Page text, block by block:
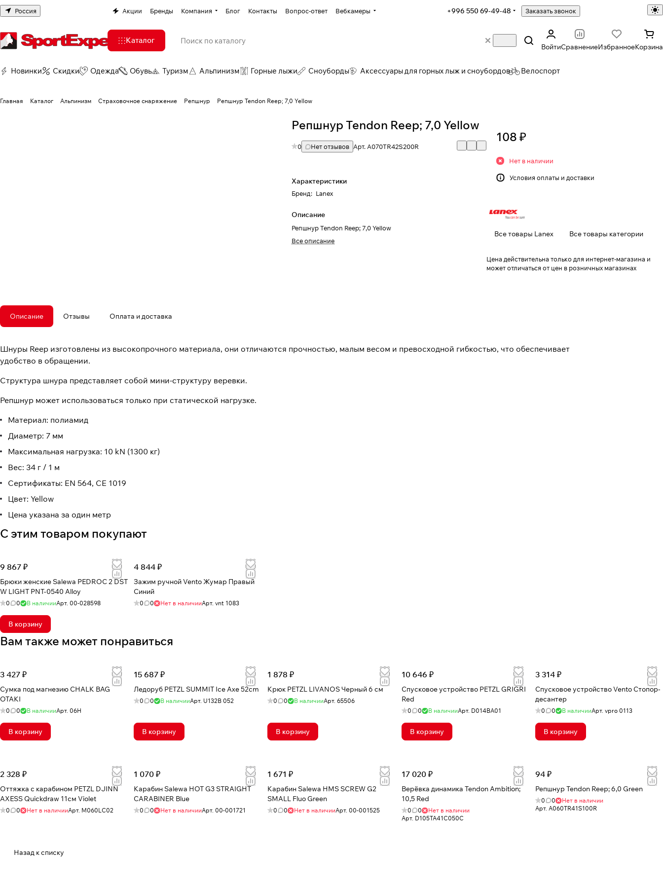
Россия Акции Бренды Компания Блог Контакты Вопрос-ответ Вебкамеры +996 550 69-49-48 Заказать звонок
Каталог
ВойтиСравнениеИзбранноеКорзина
Новинки Скидки Одежда Обувь Туризм Альпинизм Горные лыжи Сноуборды Аксессуары для горных лыж и сноубордов Велоспорт
Главная Каталог Альпинизм Страховочное снаряжение Репшнур Репшнур Tendon Reep; 7,0 Yellow
Репшнур Tendon Reep; 7,0 Yellow
0 Нет отзывов Арт. A070TR42S200R
Характеристики
Бренд: Lanex
Описание
Репшнур Tendon Reep; 7,0 Yellow
Все описание
108 ₽
Нет в наличии
Условия оплаты и доставки
Все товары Lanex Все товары категории
Цена действительна только для интернет-магазина и
может отличаться от цен в розничных магазинах
Описание Отзывы Оплата и доставка
Шнуры Reep изготовлены из высокопрочного материала, они отличаются прочностью, малым весом и превосходной гибкостью, что обеспечивает
удобство в обращении.
Структура шнура представляет собой мини-структуру веревки.
Репшнур может использоваться только при статической нагрузке.
Материал: полиамид
Диаметр: 7 мм
Максимальная нагрузка: 10 kN (1300 кг)
Вес: 34 г / 1 м
Сертификаты: EN 564, CE 1019
Цвет: Yellow
Цена указана за один метр
С этим товаром покупают
9 867 ₽
Брюки женские Salewa PEDROC 2 DST
W LIGHT PNT-0540 Alloy
0 0 В наличииАрт. 00-028598
В корзину
4 844 ₽
Зажим ручной Vento Жумар Правый
Синий
0 0 Нет в наличииАрт.vnt 1083
Вам также может понравиться
3 427 ₽
Сумка под магнезию CHALK BAG
OTAKI
0 0 В наличииАрт. 06H
В корзину
15 687 ₽
Ледоруб PETZL SUMMIT Ice Axe 52cm
0 0 В наличииАрт. U132B 052
В корзину
1 878 ₽
Крюк PETZL LIVANOS Черный 6 см
0 0 В наличииАрт.65506
В корзину
10 646 ₽
Спусковое устройство PETZL GRIGRI
Red
0 0 В наличииАрт. D014BA01
В корзину
3 314 ₽
Спусковое устройство Vento Стопор-
десантер
0 0 В наличииАрт. vpro 0113
В корзину
2 328 ₽
Оттяжка с карабином PETZL DJINN
AXESS Quickdraw 11см Violet
0 0 Нет в наличииАрт. M060LC02
1 070 ₽
Карабин Salewa HOT G3 STRAIGHT
CARABINER Blue
0 0 Нет в наличииАрт.00-001721
1 671 ₽
Карабин Salewa HMS SCREW G2
SMALL Fluo Green
0 0 Нет в наличииАрт.00-001525
17 020 ₽
Верёвка динамика Tendon Ambition;
10,5 Red
0 0
Нет в наличии
Арт. D105TA41C050C
94 ₽
Репшнур Tendon Reep; 6,0 Green
0 0
Нет в наличии
Арт. A060TR41S100R
Назад к списку